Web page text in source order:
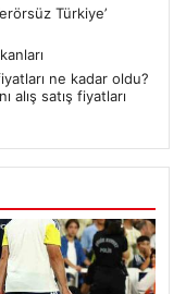
Türkiye’
ne kadar oldu?
alış satış fiyatları